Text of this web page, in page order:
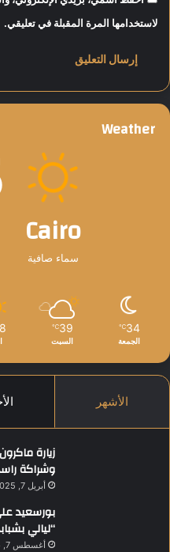
لاستخدامها المرة المقبلة في تعليقي.
Weather
Cairo
سماء صافية
34
℃
الجمعة
39
℃
السبت
الأشهر
زيارة
وشراكة
أبريل 7, 2025
بورسعيد
“ليالي
أغسطس 7, 2025